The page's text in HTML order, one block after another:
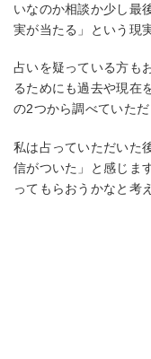
いなのか相談か少し最
実が当たる」という現
占いを疑っている方も
るためにも過去や現在
の2つから調べていた
私は占っていただいた
信がついた」と感じま
ってもらおうかなと考